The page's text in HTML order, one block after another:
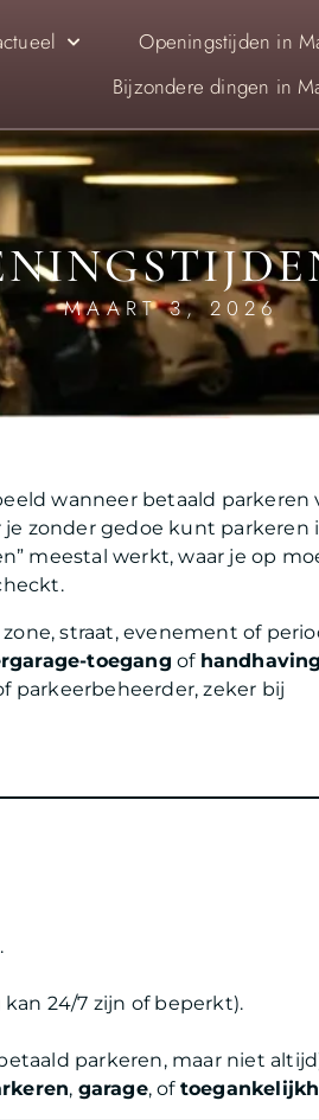
Openingstijden in
Bijzondere dingen in
MAART 3, 2026
wanneer betaald parkeren
je zonder gedoe kunt parkeren
meestal werkt, waar je op
straat, evenement of
toegang of handhaving
parkeerbeheerder, zeker bij
24/7 zijn of beperkt).
parkeren, maar niet
, garage, of